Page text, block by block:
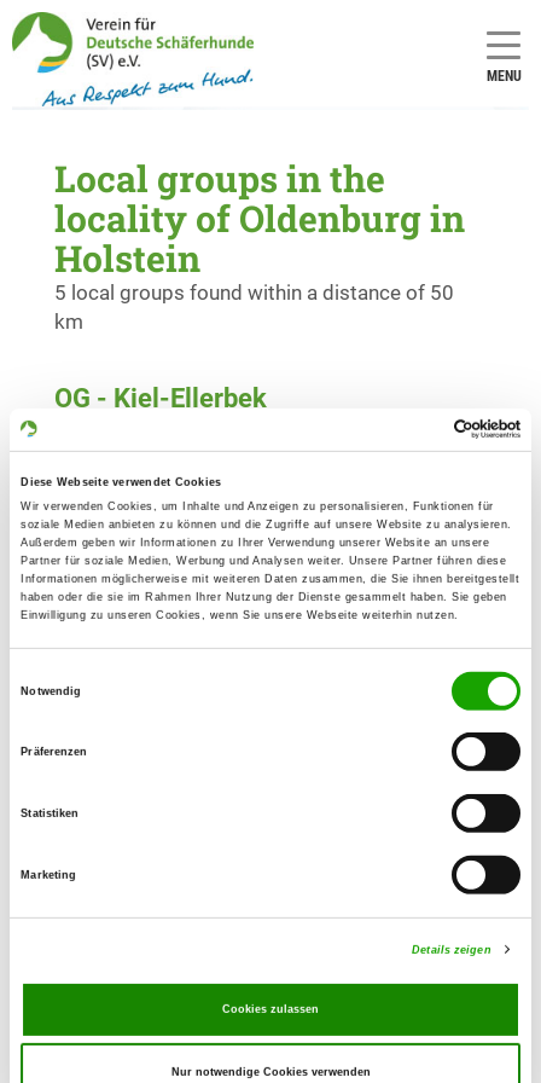
Diese Webseite verwendet Cookies
Wir verwenden Cookies, um Inhalte und Anzeigen zu personalisieren, Funktionen für
soziale Medien anbieten zu können und die Zugriffe auf unsere Website zu analysieren.
Außerdem geben wir Informationen zu Ihrer Verwendung unserer Website an unsere
Partner für soziale Medien, Werbung und Analysen weiter. Unsere Partner führen diese
Informationen möglicherweise mit weiteren Daten zusammen, die Sie ihnen bereitgestellt
haben oder die sie im Rahmen Ihrer Nutzung der Dienste gesammelt haben. Sie geben
Einwilligung zu unseren Cookies, wenn Sie unsere Webseite weiterhin nutzen.
Notwendig
Präferenzen
Statistiken
Marketing
Details zeigen
Cookies zulassen
Nur notwendige Cookies verwenden
MENU
Local groups in the
locality of Oldenburg in
Holstein
5 local groups found within a distance of 50
km
OG - Kiel-Ellerbek
24145 Kiel
OG - Kiel-Vieburg
Details
Meimersdorfer Moor 30
24145 Kiel
Postfelder Weg
OG - Ratekau
23626 Ratekau
Details
24238 Martensrade-Wittenberger
Passau